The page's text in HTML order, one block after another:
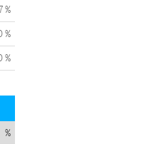
%
%
%
%